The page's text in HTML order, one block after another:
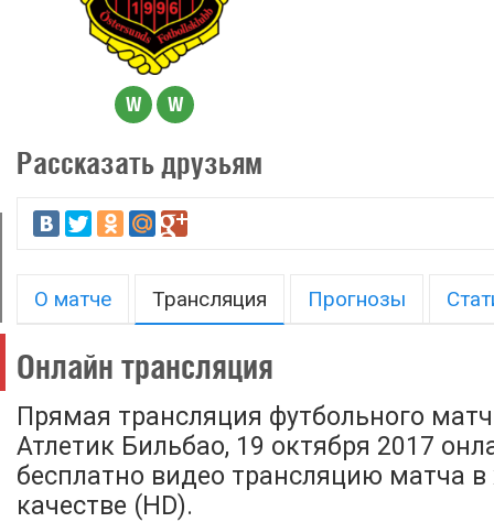
W W
Рассказать друзьям
О матче Трансляция Прогнозы
Онлайн трансляция
Прямая трансляция футбольного
Атлетик Бильбао, 19 октября 2017
бесплатно видео трансляцию матча
качестве (HD).